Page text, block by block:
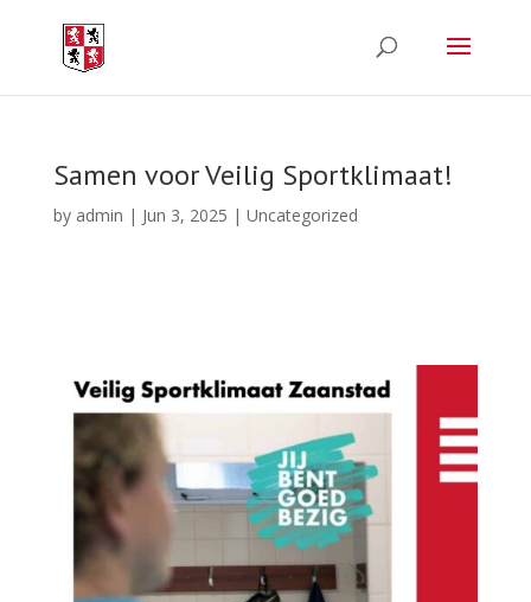
Samen voor Veilig Sportklimaat!
by admin | Jun 3, 2025 | Uncategorized